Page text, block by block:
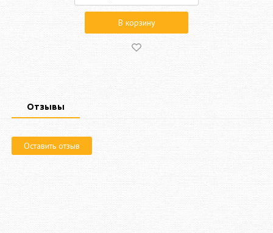
В корзину
Отзывы
Оставить отзыв